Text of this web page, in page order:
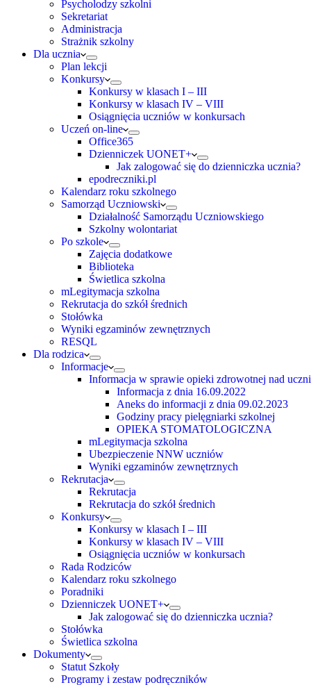
Psycholodzy szkolni
Sekretariat
Administracja
Strażnik szkolny
Dla ucznia
Plan lekcji
Konkursy
Konkursy w klasach I – III
Konkursy w klasach IV – VIII
Osiągnięcia uczniów w konkursach
Uczeń on-line
Office365
Dzienniczek UONET+
Jak zalogować się do dzienniczka ucznia?
epodreczniki.pl
Kalendarz roku szkolnego
Samorząd Uczniowski
Działalność Samorządu Uczniowskiego
Szkolny wolontariat
Po szkole
Zajęcia dodatkowe
Biblioteka
Świetlica szkolna
mLegitymacja szkolna
Rekrutacja do szkół średnich
Stołówka
Wyniki egzaminów zewnętrznych
RESQL
Dla rodzica
Informacje
Informacja w sprawie opieki zdrowotnej nad
Informacja z dnia 16.09.2022
Aneks do informacji z dnia 09.02.2023
Godziny pracy pielęgniarki szkolnej
OPIEKA STOMATOLOGICZNA
mLegitymacja szkolna
Ubezpieczenie NNW uczniów
Wyniki egzaminów zewnętrznych
Rekrutacja
Rekrutacja
Rekrutacja do szkół średnich
Konkursy
Konkursy w klasach I – III
Konkursy w klasach IV – VIII
Osiągnięcia uczniów w konkursach
Rada Rodziców
Kalendarz roku szkolnego
Poradniki
Dzienniczek UONET+
Jak zalogować się do dzienniczka ucznia?
Stołówka
Świetlica szkolna
Dokumenty
Statut Szkoły
Programy i zestaw podręczników